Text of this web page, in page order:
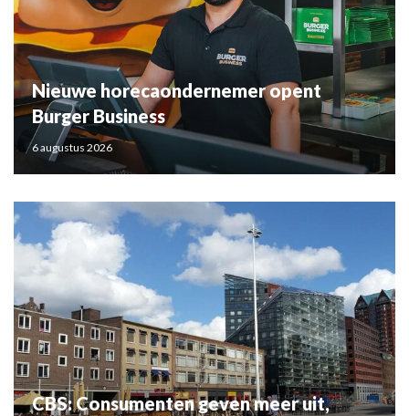
Nieuwe horecaondernemer opent
Burger Business
6 augustus 2026
CBS: Consumenten geven meer uit,